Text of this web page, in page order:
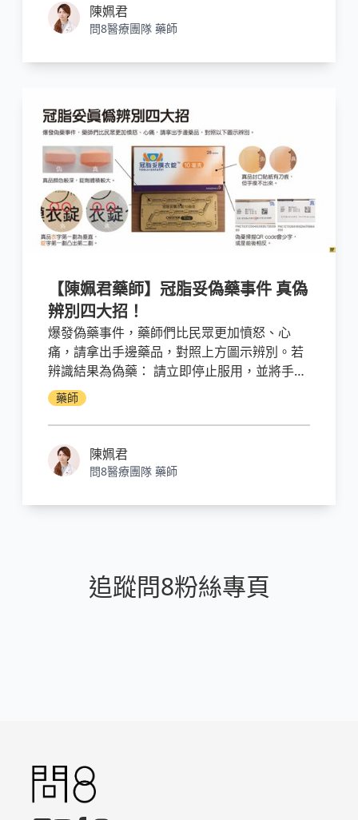
陳姵君
問8醫療團隊 藥師
【陳姵君藥師】冠脂妥偽藥事件 真偽
辨別四大招！
爆發偽藥事件，藥師們比民眾更加憤怒、心
痛，請拿出手邊藥品，對照上方圖示辨別。若
辨識結果為偽藥： 請立即停止服用，並將手邊
所有藥品及藥袋，拿回原醫院或藥局更換新
品。
藥師
陳姵君
問8醫療團隊 藥師
追蹤問8粉絲專頁